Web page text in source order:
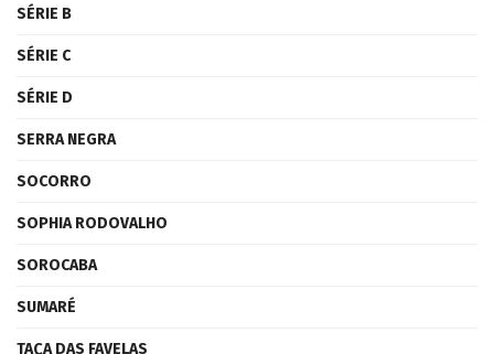
SÉRIE B
SÉRIE C
SÉRIE D
SERRA NEGRA
SOCORRO
SOPHIA RODOVALHO
SOROCABA
SUMARÉ
TAÇA DAS FAVELAS